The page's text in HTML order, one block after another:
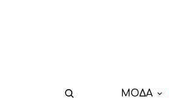
ΜΟΔΑ